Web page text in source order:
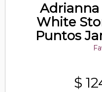
White
Puntos
$